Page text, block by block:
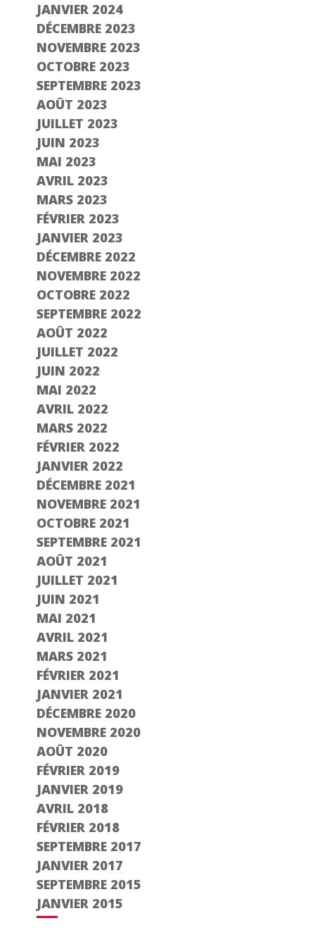
JANVIER 2024
DÉCEMBRE 2023
NOVEMBRE 2023
OCTOBRE 2023
SEPTEMBRE 2023
AOÛT 2023
JUILLET 2023
JUIN 2023
MAI 2023
AVRIL 2023
MARS 2023
FÉVRIER 2023
JANVIER 2023
DÉCEMBRE 2022
NOVEMBRE 2022
OCTOBRE 2022
SEPTEMBRE 2022
AOÛT 2022
JUILLET 2022
JUIN 2022
MAI 2022
AVRIL 2022
MARS 2022
FÉVRIER 2022
JANVIER 2022
DÉCEMBRE 2021
NOVEMBRE 2021
OCTOBRE 2021
SEPTEMBRE 2021
AOÛT 2021
JUILLET 2021
JUIN 2021
MAI 2021
AVRIL 2021
MARS 2021
FÉVRIER 2021
JANVIER 2021
DÉCEMBRE 2020
NOVEMBRE 2020
AOÛT 2020
FÉVRIER 2019
JANVIER 2019
AVRIL 2018
FÉVRIER 2018
SEPTEMBRE 2017
JANVIER 2017
SEPTEMBRE 2015
JANVIER 2015